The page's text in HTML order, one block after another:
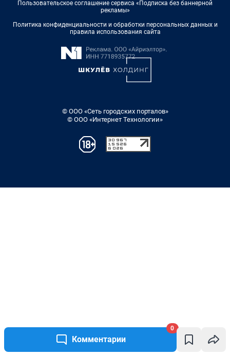
Комментарии
0